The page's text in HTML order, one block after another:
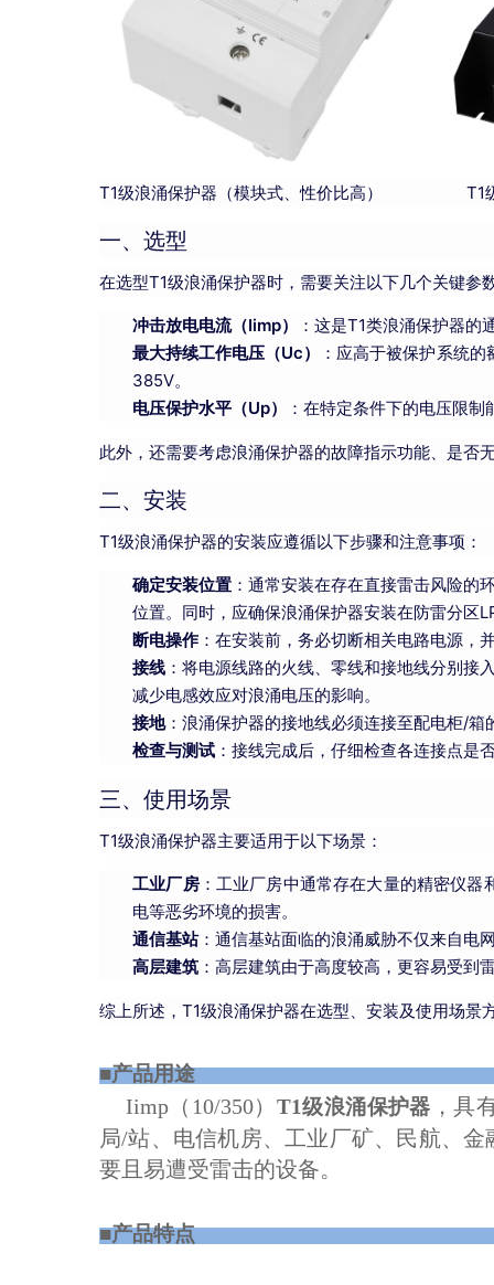
T1级浪涌保护器（模块式、性价比高） T1级
一、选型
在选型T1级浪涌保护器时，需要关注以下几个关键参
冲击放电电流（Iimp）
：这是T1类浪涌保护器
最大持续工作电压（Uc）
：应高于被保护系统
385V。
电压保护水平（Up）
：在特定条件下的电压限
此外，还需要考虑浪涌保护器的故障指示功能、是否
二、安装
T1级浪涌保护器的安装应遵循以下步骤和注意事项：
确定安装位置 ：通常安装在存在直接雷击风险
位置。同时，应确保浪涌保护器安装在防雷分区
断电操作 ：在安装前，务必切断相关电路电源，
接线 ：将电源线路的火线、零线和接地线分别
减少电感效应对浪涌电压的影响。
接地：浪涌保护器的接地线必须连接至配电柜/
检查与测试 ：接线完成后，仔细检查各连接点
三、使用场景
T1级浪涌保护器主要适用于以下场景：
工业厂房：工业厂房中通常存在大量的精密仪器
电等恶劣环境的损害。
通信基站：通信基站面临的浪涌威胁不仅来自电
高层建筑 ：高层建筑由于高度较高，更容易受
综上所述，T1级浪涌保护器在选型、安装及使用场
■产品
Iimp （ 10/350） T1级浪涌保护器 ，具
局/站、电信机房、工业厂矿、民航、
要且易遭受雷击的设备。
■产品